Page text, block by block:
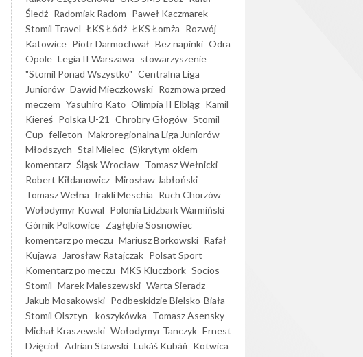
Śledź Radomiak Radom Paweł Kaczmarek
Stomil Travel ŁKS Łódź ŁKS Łomża Rozwój
Katowice Piotr Darmochwał Bez napinki Odra
Opole Legia II Warszawa stowarzyszenie
"Stomil Ponad Wszystko" Centralna Liga
Juniorów Dawid Mieczkowski Rozmowa przed
meczem Yasuhiro Katō Olimpia II Elbląg Kamil
Kiereś Polska U-21 Chrobry Głogów Stomil
Cup felieton Makroregionalna Liga Juniorów
Młodszych Stal Mielec (S)krytym okiem
komentarz Śląsk Wrocław Tomasz Wełnicki
Robert Kiłdanowicz Mirosław Jabłoński
Tomasz Wełna Irakli Meschia Ruch Chorzów
Wołodymyr Kowal Polonia Lidzbark Warmiński
Górnik Polkowice Zagłębie Sosnowiec
komentarz po meczu Mariusz Borkowski Rafał
Kujawa
Jarosław Ratajczak Polsat Sport
Komentarz po meczu MKS Kluczbork Socios
Stomil Marek Maleszewski Warta Sieradz
Jakub Mosakowski Podbeskidzie Bielsko-Biała
Stomil Olsztyn - koszykówka Tomasz Asensky
Michał Kraszewski Wołodymyr Tanczyk Ernest
Dzięcioł Adrian Stawski Lukáš Kubáň Kotwica